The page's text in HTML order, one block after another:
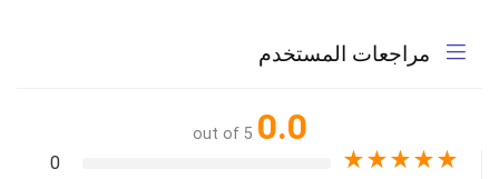
مراجعات المستخدم
0.0
out of 5
★
★
★
★
★
0